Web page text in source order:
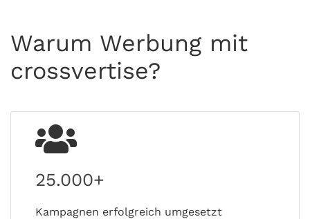
Warum Werbung mit
crossvertise?
25.000+
Kampagnen erfolgreich umgesetzt